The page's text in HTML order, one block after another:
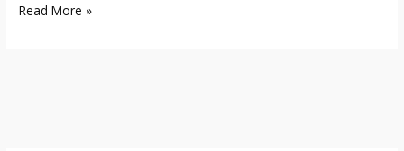
Read More »